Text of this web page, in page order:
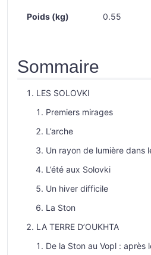
Poids (kg) 0.55
Sommaire
LES SOLOVKI
Premiers mirages
L’arche
Un rayon de lumière dans
L’été aux Solovki
Un hiver difficile
La Ston
LA TERRE D’OUKHTA
De la Ston au Vopl : après